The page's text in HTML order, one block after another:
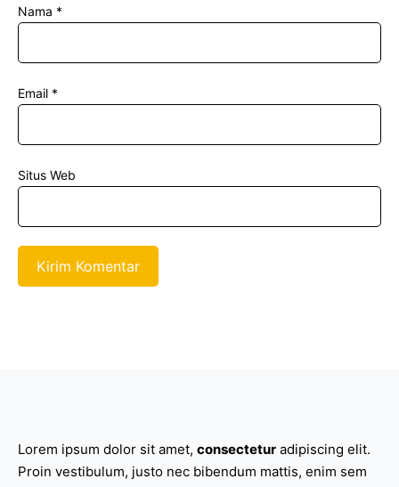
Nama *
Email *
Situs Web
Lorem ipsum dolor sit amet, consectetur adipiscing elit.
Proin vestibulum, justo nec bibendum mattis, enim sem